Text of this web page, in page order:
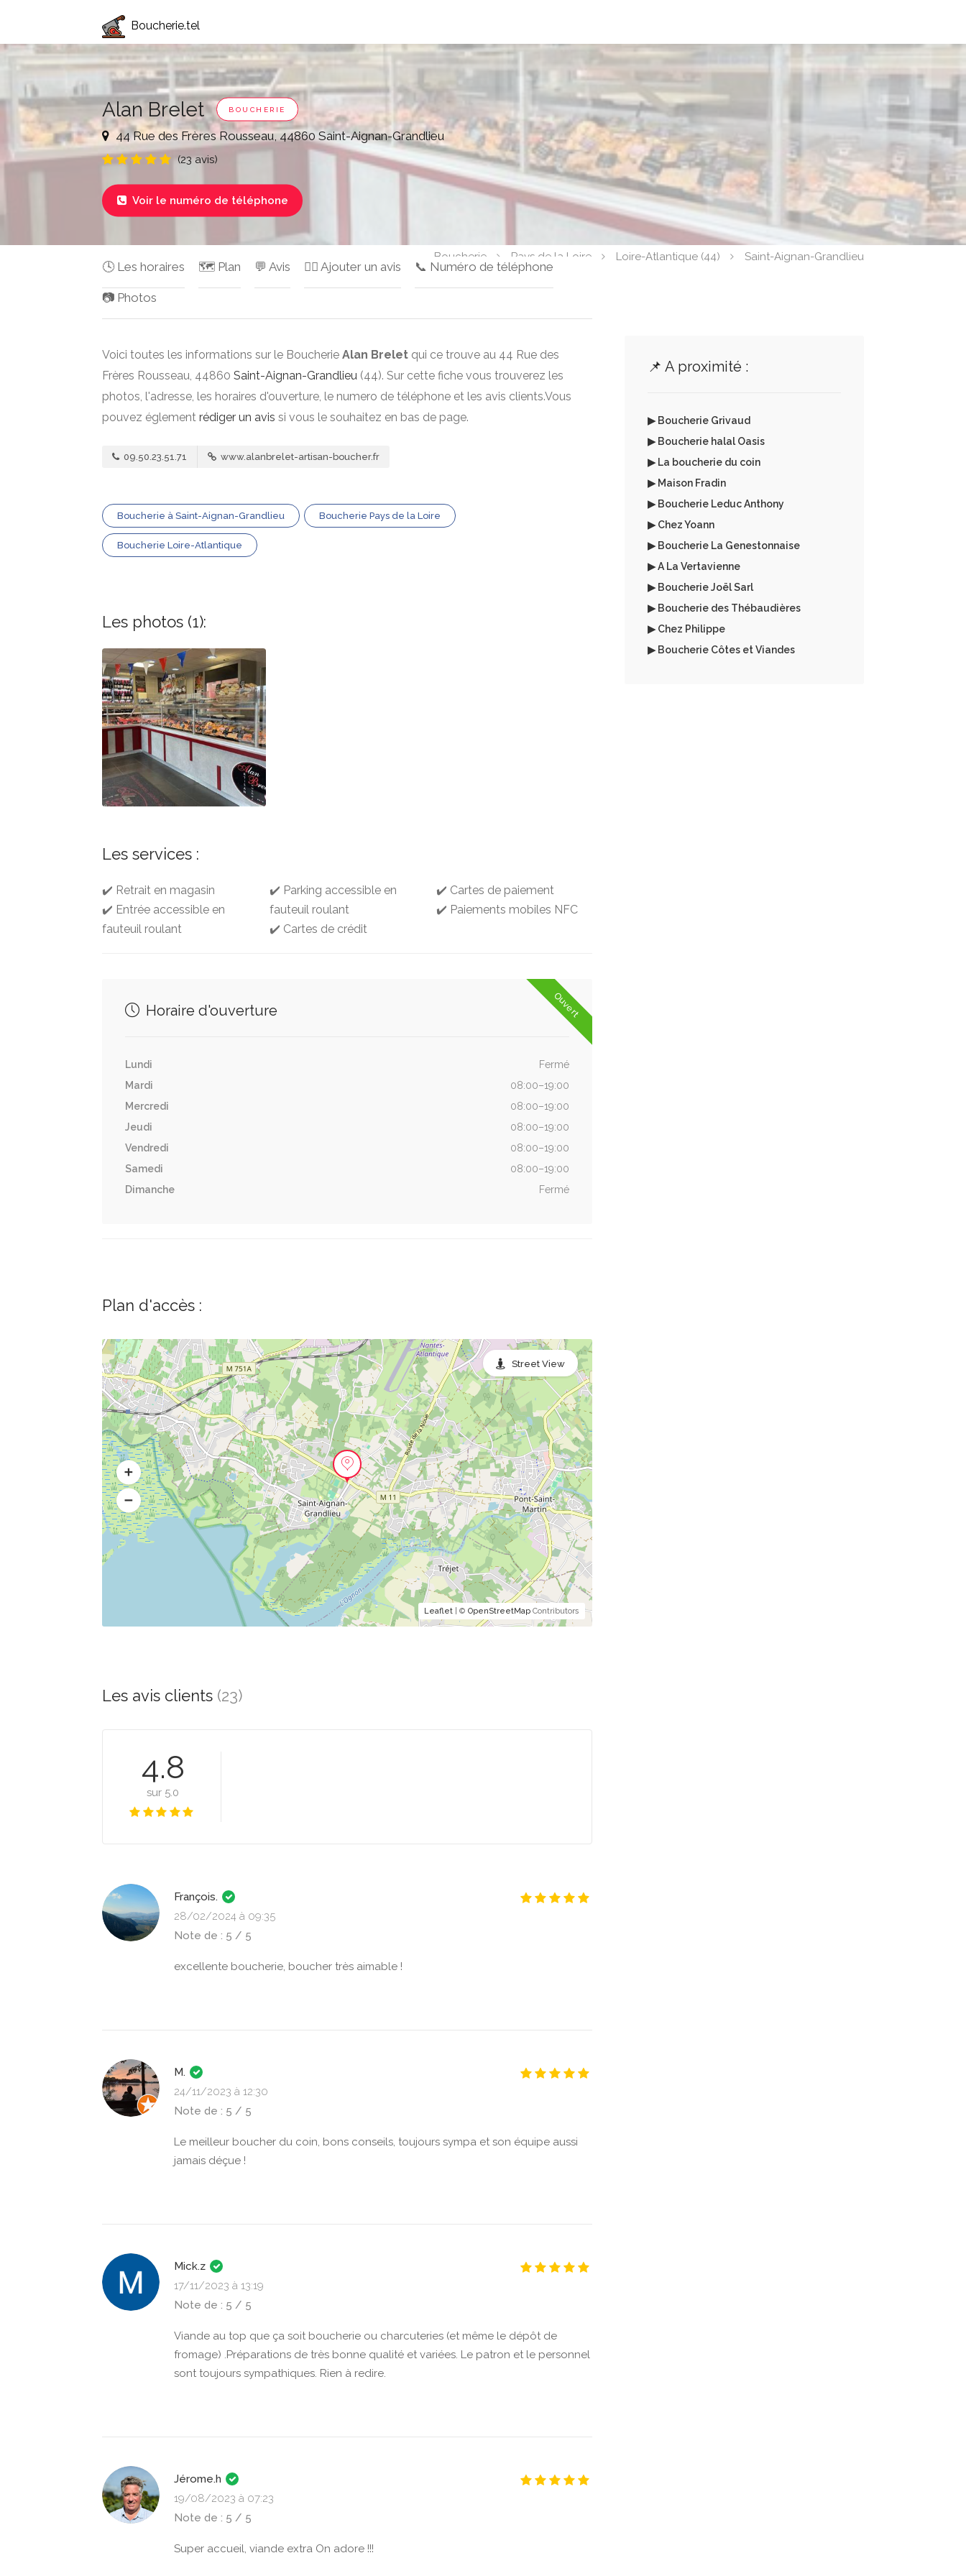
Boucherie.tel
Alan Brelet BOUCHERIE
44 Rue des Frères Rousseau, 44860 Saint-Aignan-Grandlieu
(23 avis)
 Voir le numéro de téléphone
Boucherie Pays de la Loire Loire-Atlantique (44) Saint-Aignan-Grandlieu
🕓 Les horaires 🗺️ Plan 💬 Avis ✍🏻 Ajouter un avis 📞 Numéro de téléphone
📷 Photos
Voici toutes les informations sur le Boucherie Alan Brelet qui ce trouve au 44 Rue des
Frères Rousseau, 44860 Saint-Aignan-Grandlieu (44). Sur cette fiche vous trouverez les
photos, l'adresse, les horaires d'ouverture, le numero de téléphone et les avis clients.Vous
pouvez églement rédiger un avis si vous le souhaitez en bas de page.
09.50.23.51.71 www.alanbrelet-artisan-boucher.fr
Boucherie à Saint-Aignan-Grandlieu Boucherie Pays de la Loire
Boucherie Loire-Atlantique
Les photos (1):
Les services :
✔️ Retrait en magasin
✔️ Entrée accessible en
fauteuil roulant
✔️ Parking accessible en
fauteuil roulant
✔️ Cartes de crédit
✔️ Cartes de paiement
✔️ Paiements mobiles NFC
Ouvert
Horaire d'ouverture
Lundi
Fermé
Mardi
08:00–19:00
Mercredi
08:00–19:00
Jeudi
08:00–19:00
Vendredi
08:00–19:00
Samedi
08:00–19:00
Dimanche
Fermé
Plan d'accès :
Leaflet| © OpenStreetMapContributors
Street View
Les avis clients (23)
4.8
sur 5.0
François.
28/02/2024 à 09:35
Note de : 5 / 5
excellente boucherie, boucher très aimable !
M.
24/11/2023 à 12:30
Note de : 5 / 5
Le meilleur boucher du coin, bons conseils, toujours sympa et son équipe aussi
jamais déçue !
Mick.z
17/11/2023 à 13:19
Note de : 5 / 5
Viande au top que ça soit boucherie ou charcuteries (et même le dépôt de
fromage) .Préparations de très bonne qualité et variées. Le patron et le personnel
sont toujours sympathiques. Rien à redire.
Jérome.h
19/08/2023 à 07:23
Note de : 5 / 5
Super accueil, viande extra On adore !!!
📌 A proximité :
▶ Boucherie Grivaud
▶ Boucherie halal Oasis
▶ La boucherie du coin
▶ Maison Fradin
▶ Boucherie Leduc Anthony
▶ Chez Yoann
▶ Boucherie La Genestonnaise
▶ A La Vertavienne
▶ Boucherie Joël Sarl
▶ Boucherie des Thébaudières
▶ Chez Philippe
▶ Boucherie Côtes et Viandes